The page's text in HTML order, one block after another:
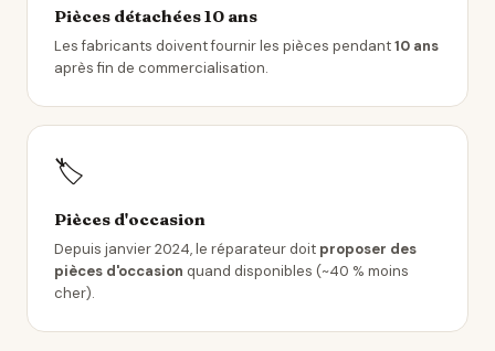
Pièces détachées 10 ans
Les fabricants doivent fournir les pièces pendant10 ans
après fin de commercialisation.
🏷️
Pièces d'occasion
Depuis janvier 2024, le réparateur doit proposer des
pièces d'occasion quand disponibles (~40 % moins
cher).